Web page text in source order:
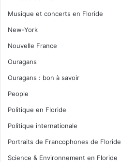
Musique et concerts en Floride
New-York
Nouvelle France
Ouragans
Ouragans : bon à savoir
People
Politique en Floride
Politique internationale
Portraits de Francophones de Floride
Science & Environnement en Floride